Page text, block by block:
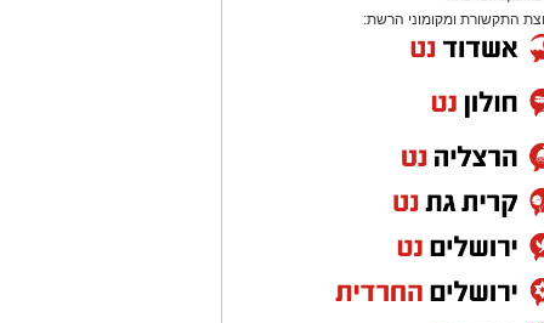
התקשורת ומקומוני הרשת: